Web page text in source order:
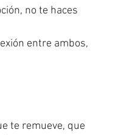
no te haces
entre ambos,
te remueve, que